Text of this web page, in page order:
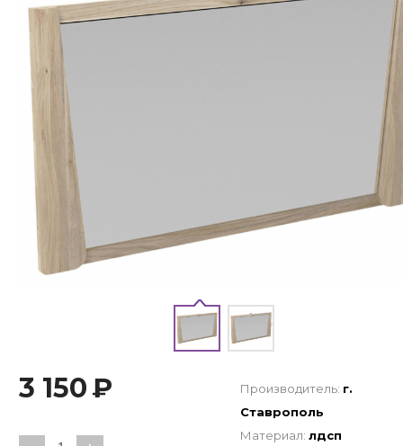
3 150₽ Производитель: г.
Ставрополь
Материал: лдсп